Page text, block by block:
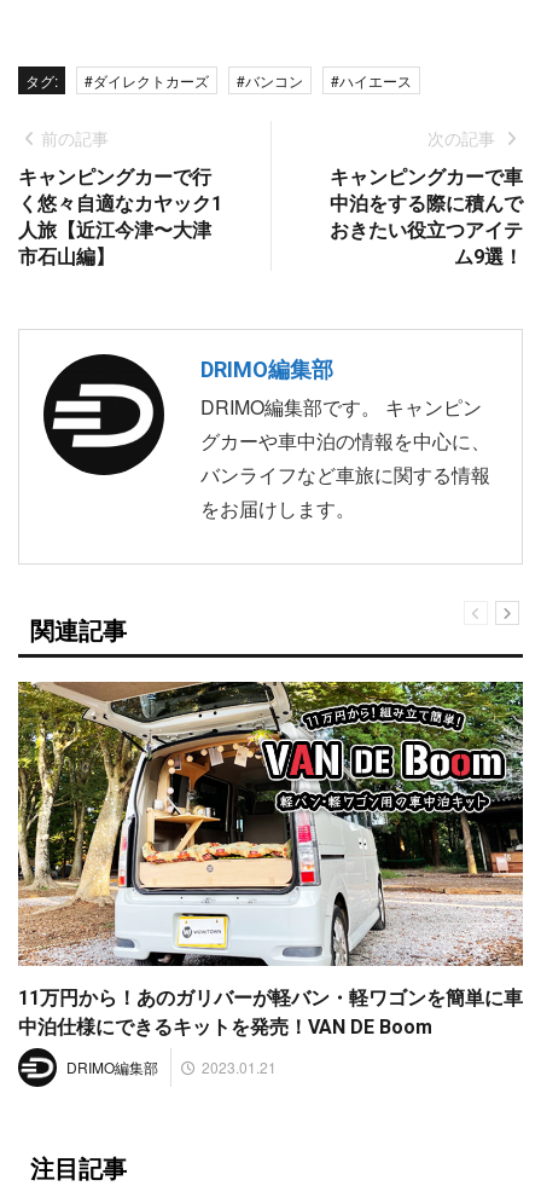
タグ: #ダイレクトカーズ #バンコン #ハイエース
前の記事
キャンピングカーで行
く悠々自適なカヤック1
人旅【近江今津〜大津
市石山編】
次の記事
キャンピングカーで車
中泊をする際に積んで
おきたい役立つアイテ
ム9選！
DRIMO編集部
DRIMO編集部です。 キャンピン
グカーや車中泊の情報を中心に、
バンライフなど車旅に関する情報
をお届けします。
関連記事
11万円から！あのガリバーが軽バン・軽ワゴンを簡単に車
中泊仕様にできるキットを発売！VAN DE Boom
DRIMO編集部 2023.01.21
注目記事